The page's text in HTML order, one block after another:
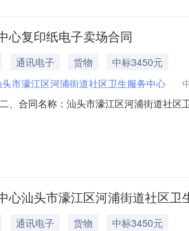
心复印纸电子卖场合同
通讯电子 货物
中标3450元
市濠江区河浦街道社区卫生服务中心
、合同名称：汕头市濠江区河浦街道社
国创电子科技有限公司地址：黄河路25
心汕头市濠江区河浦街道社区
通讯电子 货物
中标3450元